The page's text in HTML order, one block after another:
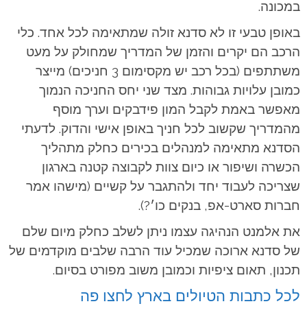
במכונה.
באופן טבעי זו לא סדנא זולה שמתאימה לכל אחד. כלי
הרכב הם יקרים והזמן של המדריך שמחולק על מעט
משתתפים (בכל רכב יש מקסימום 3 חניכים) מייצר
כמובן עלויות גבוהות. מצד שני יחס החניכה הנמוך
מאפשר באמת לקבל המון פידבקים וערך מוסף
מהמדריך שקשוב לכל חניך באופן אישי והדוק. לדעתי
הסדנא מתאימה למנהלים בכירים כחלק מתהליך
הכשרה ושיפור או כיום צוות לקבוצה קטנה בארגון
שצריכה לעבוד יחד ולהתגבר על קשיים (מישהו אמר
חברות סארט-אפ, בנקים כו׳?).
את אלמנט הנהיגה עצמו ניתן לשלב כחלק מיום שלם
של סדנא ארוכה שמכיל עוד הרבה שלבים מוקדמים של
תכנון, תאום ציפיות וכמובן משוב מפורט בסיום.
לכל כתבות הטיולים בארץ לחצו פה